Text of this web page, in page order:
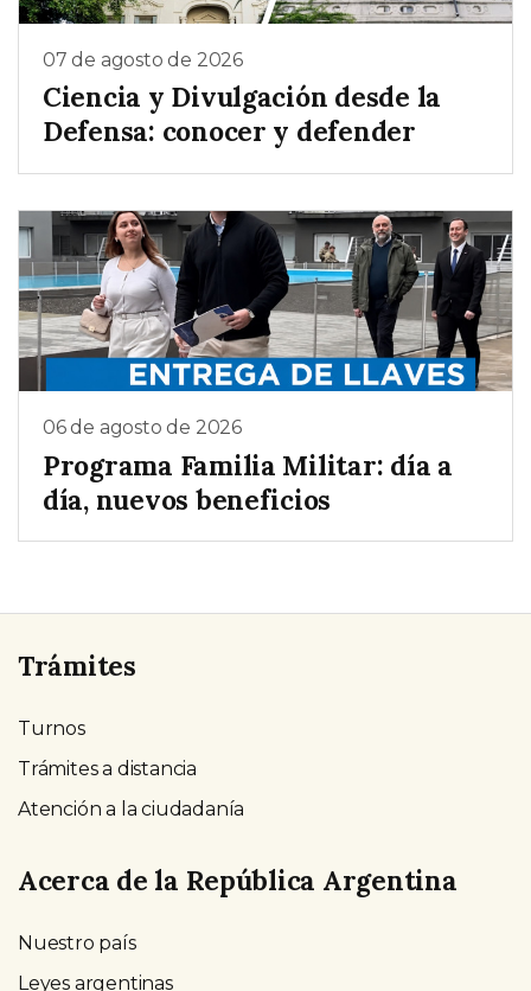
07 de agosto de 2026
Ciencia y Divulgación desde la
Defensa: conocer y defender
06 de agosto de 2026
Programa Familia Militar: día a
día, nuevos beneficios
Trámites
Turnos
Trámites a distancia
Atención a la ciudadanía
Acerca de la República Argentina
Nuestro país
Leyes argentinas